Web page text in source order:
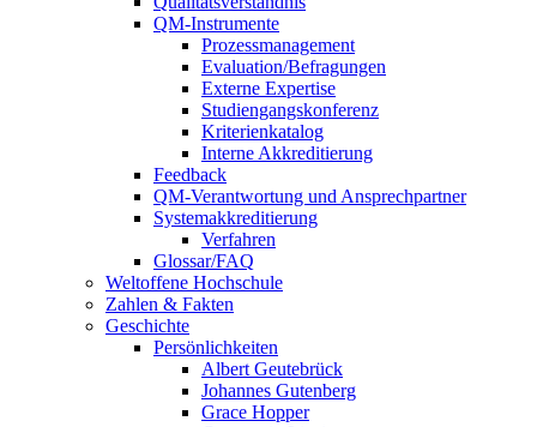
QM-Instrumente
Prozessmanagement
Evaluation/Befragungen
Externe Expertise
Studiengangskonferenz
Kriterienkatalog
Interne Akkreditierung
Feedback
QM-Verantwortung und Ansprechpartner
Systemakkreditierung
Verfahren
Glossar/FAQ
Weltoffene Hochschule
Zahlen & Fakten
Geschichte
Persönlichkeiten
Albert Geutebrück
Johannes Gutenberg
Grace Hopper